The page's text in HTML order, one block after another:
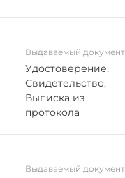
Выдаваемый
Удостоверение,
Свидетельство,
Выписка из
протокола
Выдаваемый